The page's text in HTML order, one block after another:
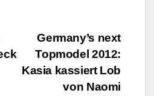
Germany’s next
Topmodel 2012:
Kasia kassiert Lob
von Naomi